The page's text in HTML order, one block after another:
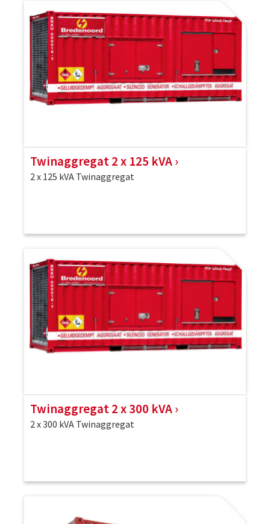
Twinaggregat 2 x 125 kVA
2 x 125 kVA Twinaggregat
Twinaggregat 2 x 300 kVA
2 x 300 kVA Twinaggregat